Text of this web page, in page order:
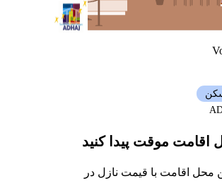
اقامت موقت پیدا کنید
محل اقامت با قیمت نازل در